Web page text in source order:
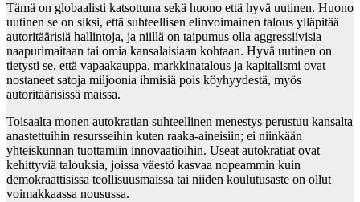
Tämä on globaalisti katsottuna sekä huono että hyvä uutinen. Huono
uutinen se on siksi, että suhteellisen elinvoimainen talous ylläpitää
autoritäärisiä hallintoja, ja niillä on taipumus olla aggressiivisia
naapurimaitaan tai omia kansalaisiaan kohtaan. Hyvä uutinen on
tietysti se, että vapaakauppa, markkinatalous ja kapitalismi ovat
nostaneet satoja miljoonia ihmisiä pois köyhyydestä, myös
autoritäärisissä maissa.
Toisaalta monen autokratian suhteellinen menestys perustuu kansalta
anastettuihin resursseihin kuten raaka-aineisiin; ei niinkään
yhteiskunnan tuottamiin innovaatioihin. Useat autokratiat ovat
kehittyviä talouksia, joissa väestö kasvaa nopeammin kuin
demokraattisissa teollisuusmaissa tai niiden koulutusaste on ollut
voimakkaassa nousussa.